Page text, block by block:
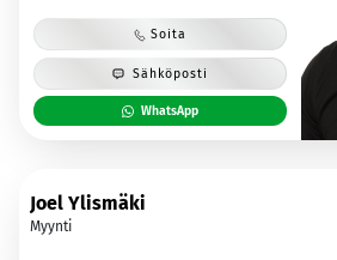
Soita
Sähköposti
WhatsApp
Joel Ylismäki
Myynti